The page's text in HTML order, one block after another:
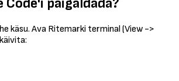
käsu. Ava Ritemarki terminal (View ->